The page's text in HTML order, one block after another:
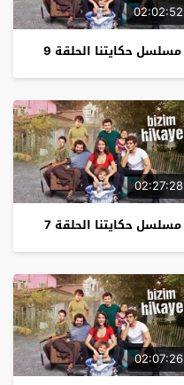
02:02:52
مسلسل حكايتنا الحلقة 9
02:27:28
مسلسل حكايتنا الحلقة 7
02:07:26